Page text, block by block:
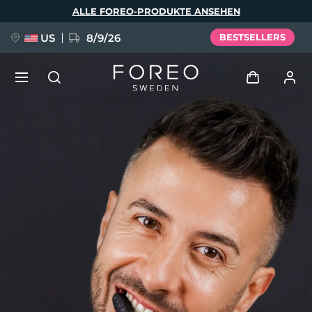
ALLE FOREO-PRODUKTE ANSEHEN
US 8/9/26 BESTSELLERS
Anmelden
Benutzerkonto
Meine Geräte
Meine Bestellungen
Meine Adressen
Meine Abonnements
FAQ™ Pure Beauty-Tech Elixir
issa™ Teeth Whitening Set
Deutsch
Español
Italiano
Português
Svenska
Русский
简体中文 繁體中文